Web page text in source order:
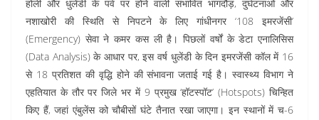
होली और धुलेंडी के पर्व पर होने वाली संभावित भागदौड़, दुर्घटनाओं और
नशाखोरी की स्थिति से निपटने के लिए गांधीनगर ‘108 इमरजेंसी’
(Emergency) सेवा ने कमर कस ली है। पिछलों वर्षों के डेटा एनालिसिस
(Data Analysis) के आधार पर, इस वर्ष धुलेंडी के दिन इमरजेंसी कॉल में 16
से 18 प्रतिशत की वृद्धि होने की संभावना जताई गई है। स्वास्थ्य विभाग ने
एहतियात के तौर पर जिले भर में 9 प्रमुख ‘हॉटस्पॉट’ (Hotspots) चिन्हित
किए हैं, जहां एंबुलेंस को चौबीसों घंटे तैनात रखा जाएगा। इन स्थानों में च-6